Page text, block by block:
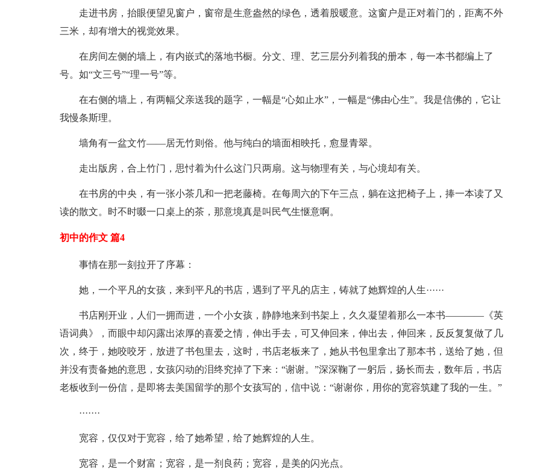
走进书房，抬眼便望见窗户，窗帘是生意盎然的绿色，透着股暖意。这窗户是正对着门的，距离不外
三米，却有增大的视觉效果。
在房间左侧的墙上，有内嵌式的落地书橱。分文、理、艺三层分列着我的册本，每一本书都编上了
号。如“文三号”“理一号”等。
在右侧的墙上，有两幅父亲送我的题字，一幅是“心如止水”，一幅是“佛由心生”。我是信佛的，它让
我慢条斯理。
墙角有一盆文竹——居无竹则俗。他与纯白的墙面相映托，愈显青翠。
走出版房，合上竹门，思忖着为什么这门只两扇。这与物理有关，与心境却有关。
在书房的中央，有一张小茶几和一把老藤椅。在每周六的下午三点，躺在这把椅子上，捧一本读了又
读的散文。时不时啜一口桌上的茶，那意境真是叫民气生惬意啊。
初中的作文 篇4
事情在那一刻拉开了序幕：
她，一个平凡的女孩，来到平凡的书店，遇到了平凡的店主，铸就了她辉煌的人生······
书店刚开业，人们一拥而进，一个小女孩，静静地来到书架上，久久凝望着那么一本书————《英
语词典》，而眼中却闪露出浓厚的喜爱之情，伸出手去，可又伸回来，伸出去，伸回来，反反复复做了几
次，终于，她咬咬牙，放进了书包里去，这时，书店老板来了，她从书包里拿出了那本书，送给了她，但
并没有责备她的意思，女孩闪动的泪终究掉了下来：“谢谢。”深深鞠了一躬后，扬长而去，数年后，书店
老板收到一份信，是即将去美国留学的那个女孩写的，信中说：“谢谢你，用你的宽容筑建了我的一生。”
·······
宽容，仅仅对于宽容，给了她希望，给了她辉煌的人生。
宽容，是一个财富；宽容，是一剂良药；宽容，是美的闪光点。